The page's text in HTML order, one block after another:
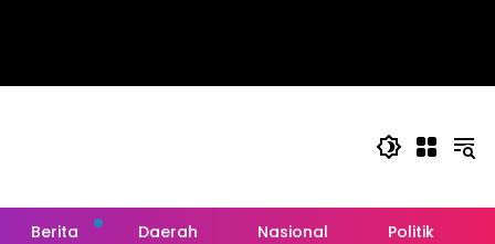
Berita Daerah Nasional Politik